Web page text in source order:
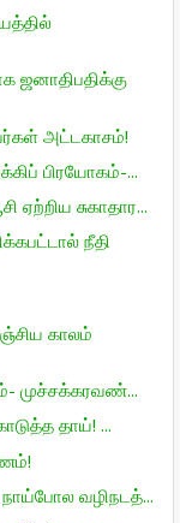
ஜனாதிபதிக்கு
அட்டகாசம்!
பிரயோகம்-...
ஏற்றிய சுகாதார...
நீதி
காலம்
முச்சக்கரவண்...
தாய்! ...
வழிநடத்...